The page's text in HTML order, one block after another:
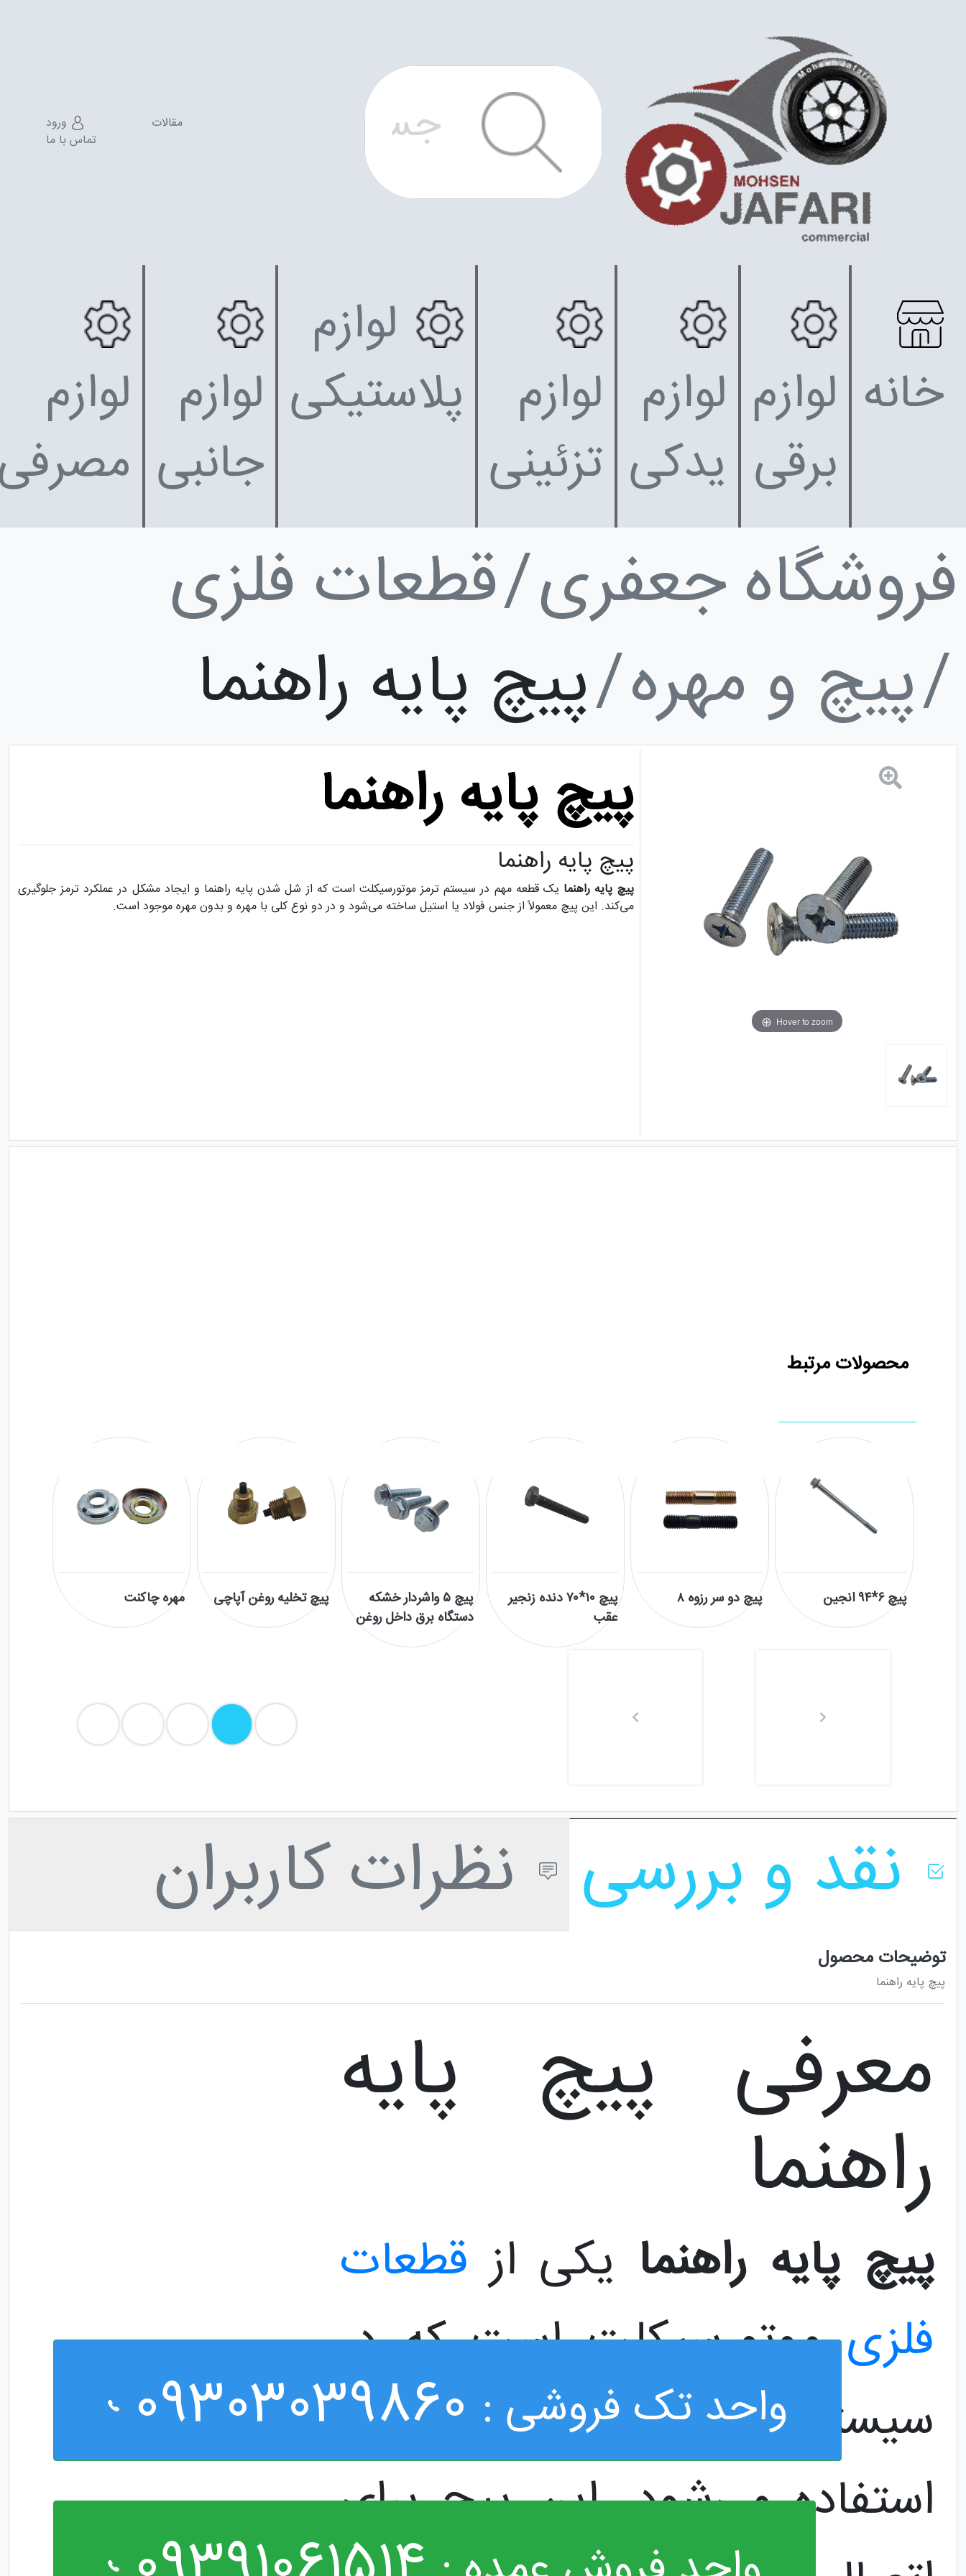
ورود
مقالات
تماس با ما
خانه لوازم
برقی
لوازم
یدکی
لوازم
تزئینی
لوازم
پلاستیکی لوازم
جانبی
لوازم
فروشگاه جعفری قطعات فلزی
پیچ و مهره پیچ پایه راهنما
Hover to zoom
پیچ پایه راهنما
پیچ پایه راهنما
پیچ پایه راهنما یک قطعه مهم در سیستم ترمز موتورسیکلت است که از شل شدن پایه راهنما و ایجاد مشکل در عملکرد ترمز جلوگیری
می‌کند. این پیچ معمولاً از جنس فولاد یا استیل ساخته می‌شود و در دو نوع کلی با مهره و بدون مهره موجود است.
محصولات مرتبط
پیچ ۶*۹۴ انجین پیچ دو سر رزوه ۸
پیچ ۱۰*۷۰ دنده زنجیر
عقب
پیچ ۵ واشردار خشکه
دستگاه برق داخل روغن
پیچ تخلیه روغن آپاچی مهره چاکنت
نقد و بررسی نظرات کاربران
توضیحات محصول
پیچ پایه راهنما
معرفی پیچ پایه
راهنما
پیچ پایه راهنما یکی از قطعات
فلزیموتورسیکلت است که در
سیستم ترمز موتورسیکلت
استفاده می‌شود. این پیچ برای
واحد تک فروشی : 09303039860